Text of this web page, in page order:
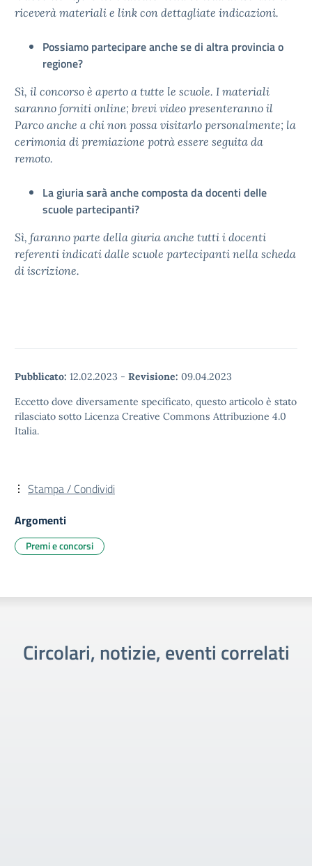
riceverà materiali e link con dettagliate indicazioni.
Possiamo partecipare anche se di altra provincia o
regione?
Sì, il concorso è aperto a tutte le scuole. I materiali
saranno forniti online; brevi video presenteranno il
Parco anche a chi non possa visitarlo personalmente; la
cerimonia di premiazione potrà essere seguita da
remoto.
La giuria sarà anche composta da docenti delle
scuole partecipanti?
Sì, faranno parte della giuria anche tutti i docenti
referenti indicati dalle scuole partecipanti nella scheda
di iscrizione.
Pubblicato: 12.02.2023 - Revisione: 09.04.2023
Eccetto dove diversamente specificato, questo articolo è stato
rilasciato sotto Licenza Creative Commons Attribuzione 4.0
Italia.
Stampa / Condividi
Argomenti
Premi e concorsi
Circolari, notizie, eventi correlati